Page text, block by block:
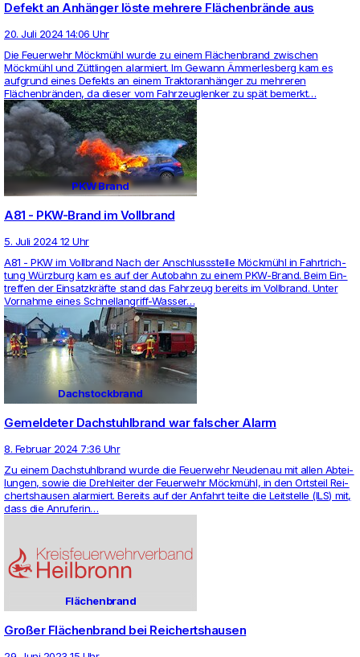
Defekt an Anhänger löste mehrere Flächenbrände aus
20. Juli 2024 14:06 Uhr
Die Feu­er­wehr Möckmühl wurde zu einem Flächen­brand zwi­schen
Möckmühl und Züttlingen alar­miert. Im Gewann Ämmer­les­berg kam es
auf­grund eines Defekts an einem Trak­toranhänger zu meh­reren
Flächenbränden, da dieser vom Fahr­zeug­lenker zu spät bemerkt…
PKW Brand
A81 - PKW-Brand im Vollbrand
5. Juli 2024 12 Uhr
A81 - PKW im Voll­brand Nach der Anschluss­stelle Möckmühl in Fahrt­rich­
tung Würzburg kam es auf der Auto­bahn zu einem PKW-Brand. Beim Ein­
treffen der Ein­satzkräfte stand das Fahr­zeug bereits im Voll­brand. Unter
Vor­nahme eines Schnell­an­griff-Wasser…
Dachstockbrand
Gemeldeter Dachstuhlbrand war falscher Alarm
8. Februar 2024 7:36 Uhr
Zu einem Dach­stuhl­brand wurde die Feu­er­wehr Neu­denau mit allen Abtei­
lungen, sowie die Dreh­leiter der Feu­er­wehr Möckmühl, in den Orts­teil Rei­
cherts­hausen alar­miert. Bereits auf der Anfahrt teilte die Leit­stelle (ILS) mit,
dass die Anru­ferin…
Flächenbrand
Großer Flächenbrand bei Reichertshausen